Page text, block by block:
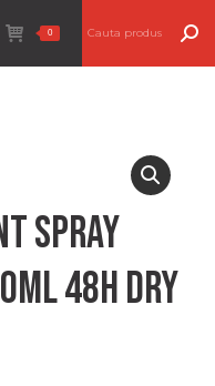
0
spray
48h dry